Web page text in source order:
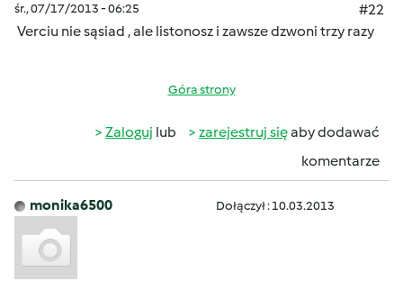
śr., 07/17/2013 - 06:25
#22
Verciu nie sąsiad , ale listonosz i zawsze dzwoni trzy razy
Góra strony
Zaloguj lub zarejestruj sięaby dodawać
komentarze
monika6500 Dołączył : 10.03.2013